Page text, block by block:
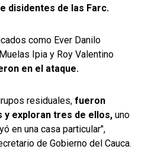
disidentes de las Farc.
como Ever Danilo
Ipia y Roy Valentino
en el ataque.
residuales, fueron
y exploran tres de ellos, uno
en una casa particular",
de Gobierno del Cauca.